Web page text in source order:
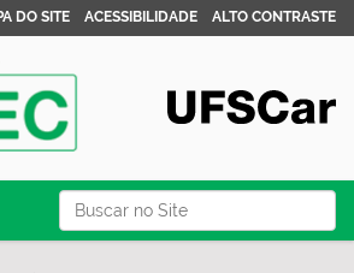
Busca
Busca Avançada…
DO SITE ACESSIBILIDADE ALTO CONTRASTE